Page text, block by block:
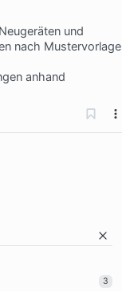
und
nach Mustervorlage
anhand
3